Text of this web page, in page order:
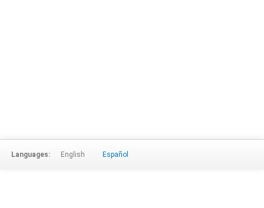
Languages: English Español